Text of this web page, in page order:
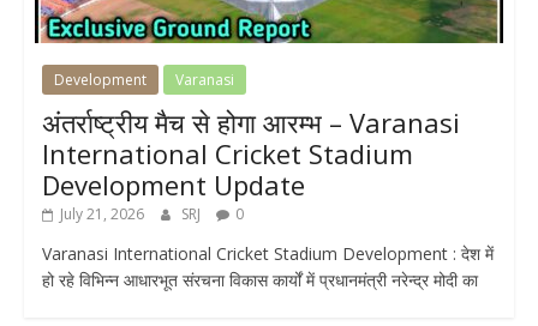
Development Varanasi
अंतर्राष्ट्रीय मैच से होगा आरम्भ – Varanasi
International Cricket Stadium
Development Update
July 21, 2026 SRJ 0
Varanasi International Cricket Stadium Development : देश में
हो रहे विभिन्न आधारभूत संरचना विकास कार्यों में प्रधानमंत्री नरेन्द्र मोदी का